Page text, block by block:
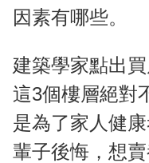
因素有哪些。
建築學家點出
這3個樓層絕對
是為了家人健
輩子後悔，想